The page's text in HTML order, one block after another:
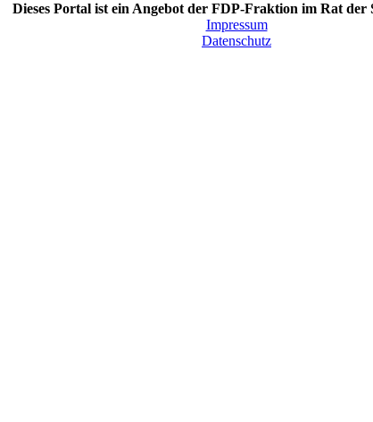
Dieses Portal ist ein Angebot der FDP-Fraktion im Rat der
Impressum
Datenschutz